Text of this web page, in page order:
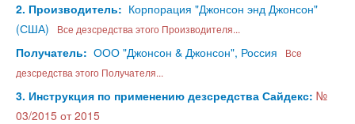
2. Производитель: Корпорация "Джонсон энд Джонсон"
(США)
Все дезсредства этого Производителя...
Получатель: ООО "Джонсон & Джонсон", Россия
Все
дезсредства этого Получателя...
3. Инструкция по применению дезсредства Сайдекс: №
03/2015 от 2015